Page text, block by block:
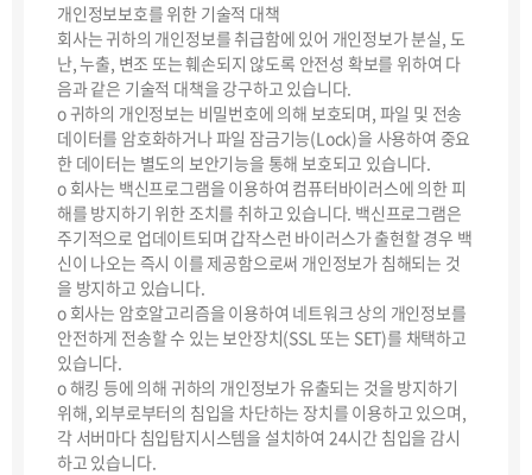
개인정보보호를 위한 기술적 대책
회사는 귀하의 개인정보를 취급함에 있어 개인정보가 분실, 도
난, 누출, 변조 또는 훼손되지 않도록 안전성 확보를 위하여 다
음과 같은 기술적 대책을 강구하고 있습니다.
ο 귀하의 개인정보는 비밀번호에 의해 보호되며, 파일 및 전송
데이터를 암호화하거나 파일 잠금기능(Lock)을 사용하여 중요
한 데이터는 별도의 보안기능을 통해 보호되고 있습니다.
ο 회사는 백신프로그램을 이용하여 컴퓨터바이러스에 의한 피
해를 방지하기 위한 조치를 취하고 있습니다. 백신프로그램은
주기적으로 업데이트되며 갑작스런 바이러스가 출현할 경우 백
신이 나오는 즉시 이를 제공함으로써 개인정보가 침해되는 것
을 방지하고 있습니다.
ο 회사는 암호알고리즘을 이용하여 네트워크 상의 개인정보를
안전하게 전송할 수 있는 보안장치(SSL 또는 SET)를 채택하고
있습니다.
ο 해킹 등에 의해 귀하의 개인정보가 유출되는 것을 방지하기
위해, 외부로부터의 침입을 차단하는 장치를 이용하고 있으며,
각 서버마다 침입탐지시스템을 설치하여 24시간 침입을 감시
하고 있습니다.